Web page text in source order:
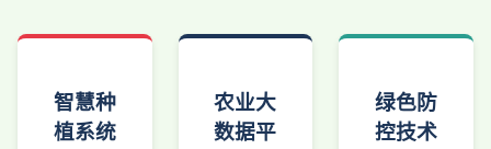
智慧种
植系统
农业大
数据平
绿色防
控技术